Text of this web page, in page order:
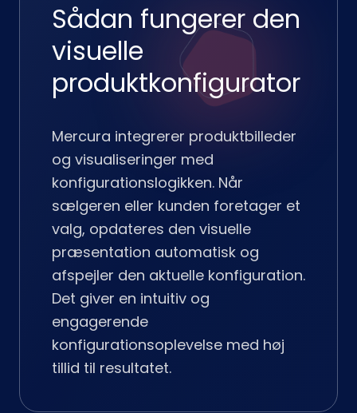
Sådan fungerer den
visuelle
produktkonfigurator
Mercura integrerer produktbilleder
og visualiseringer med
konfigurationslogikken. Når
sælgeren eller kunden foretager et
valg, opdateres den visuelle
præsentation automatisk og
afspejler den aktuelle konfiguration.
Det giver en intuitiv og
engagerende
konfigurationsoplevelse med høj
tillid til resultatet.